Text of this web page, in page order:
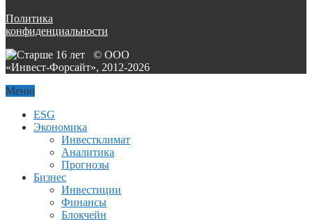
Политика
конфиденциальности
© ООО
«Инвест-Форсайт», 2012-2026
Меню
ESG
Экономика
Инвестклимат
Аналитика
Прогнозы
Бизнес
Инвестиции
Финансы
Блокчейн